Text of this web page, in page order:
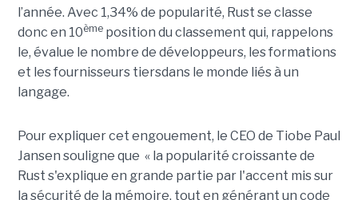
l’année. Avec 1,34% de popularité, Rust se classe
donc en 10èmeposition du classement qui, rappelons
le, évalue le nombre de développeurs, les formations
et les fournisseurs tiersdans le monde liés à un
langage.
Pour expliquer cet engouement, le CEO de Tiobe Paul
Jansen souligne que « la popularité croissante de
Rust s'explique en grande partie par l'accent mis sur
la sécurité de la mémoire, tout en générant un code